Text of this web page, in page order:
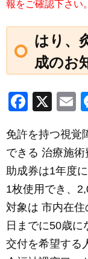
報をご確認下さい。
はり、
成のお
F
c
e
b
o
o
k
X
E
免許を持つ視覚
できる 治療施術
助成券は1年度
1枚使用でき、
対象は 市内在
日までに50歳に
交付を希望する